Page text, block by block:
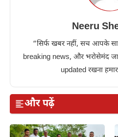
Neeru
“सिर्फ खबर नहीं, सच आपके
breaking news, और भरोसेमंद
updated रखना
और पढ़ें